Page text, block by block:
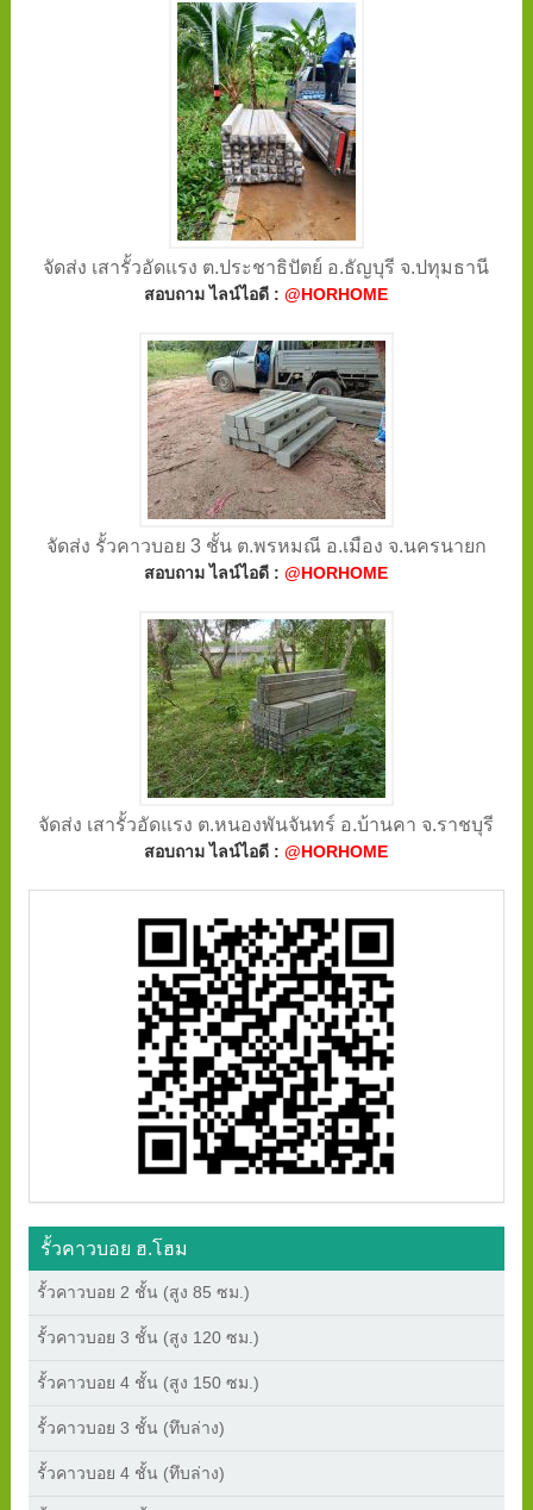
จัดส่ง เสารั้วอัดแรง ต.ประชาธิปัตย์ อ.ธัญบุรี จ.ปทุมธานี
สอบถาม ไลน์ไอดี :@HORHOME
จัดส่ง รั้วคาวบอย 3 ชั้น ต.พรหมณี อ.เมือง จ.นครนายก
สอบถาม ไลน์ไอดี :@HORHOME
จัดส่ง เสารั้วอัดแรง ต.หนองพันจันทร์ อ.บ้านคา จ.ราชบุรี
สอบถาม ไลน์ไอดี :@HORHOME
รั้วคาวบอย ฮ.โฮม
รั้วคาวบอย 2 ชั้น (สูง 85 ซม.)
รั้วคาวบอย 3 ชั้น (สูง 120 ซม.)
รั้วคาวบอย 4 ชั้น (สูง 150 ซม.)
รั้วคาวบอย 3 ชั้น (ทึบล่าง)
รั้วคาวบอย 4 ชั้น (ทึบล่าง)